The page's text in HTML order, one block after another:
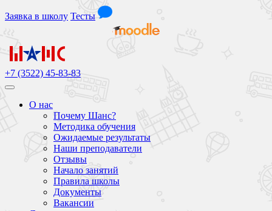
Заявка в школу Тесты
+7 (3522) 45-83-83
О нас
Почему Шанс?
Методика обучения
Ожидаемые результаты
Наши преподаватели
Отзывы
Начало занятий
Правила школы
Документы
Вакансии